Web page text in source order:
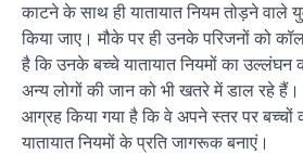
काटने के साथ ही यातायात नियम तोड़ने वाले
किया जाए। मौके पर ही उनके परिजनों को
है कि उनके बच्चे यातायात नियमों का
अन्य लोगों की जान को भी खतरे में डाल रहे
आग्रह किया गया है कि वे अपने स्तर पर
यातायात नियमों के प्रति जागरूक बनाएं।